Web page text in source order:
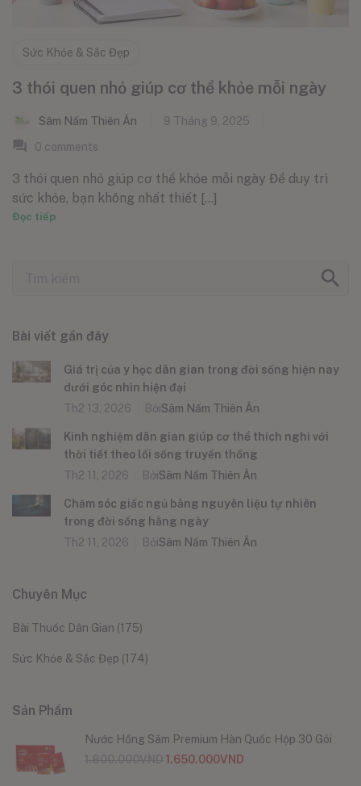
Sức Khỏe & Sắc Đẹp
3 thói quen nhỏ giúp cơ thể khỏe mỗi ngày
Sâm Nấm Thiên Ân
9 Tháng 9, 2025
0 comments
3 thói quen nhỏ giúp cơ thể khỏe mỗi ngày Để duy trì
sức khỏe, bạn không nhất thiết [...]
Đọc tiếp
Bài viết gần đây
Giá trị của y học dân gian trong đời sống hiện nay
dưới góc nhìn hiện đại
Th2 13, 2026
BởiSâm Nấm Thiên Ân
Kinh nghiệm dân gian giúp cơ thể thích nghi với
thời tiết theo lối sống truyền thống
Th2 11, 2026
BởiSâm Nấm Thiên Ân
Chăm sóc giấc ngủ bằng nguyên liệu tự nhiên
trong đời sống hằng ngày
Th2 11, 2026
BởiSâm Nấm Thiên Ân
Chuyên Mục
Bài Thuốc Dân Gian (175)
Sức Khỏe & Sắc Đẹp (174)
Sản Phẩm
Nước Hồng Sâm Premium Hàn Quốc Hộp 30 Gói
1.650.000VND